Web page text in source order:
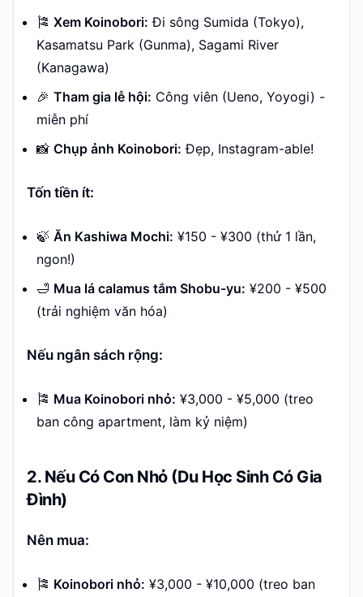
🎏 Xem Koinobori: Đi sông Sumida (Tokyo),
Kasamatsu Park (Gunma), Sagami River
(Kanagawa)
🎉 Tham gia lễ hội: Công viên (Ueno, Yoyogi) -
miễn phí
📸 Chụp ảnh Koinobori: Đẹp, Instagram-able!
Tốn tiền ít:
🍃 Ăn Kashiwa Mochi: ¥150 - ¥300 (thử 1 lần,
ngon!)
🛁 Mua lá calamus tắm Shobu-yu: ¥200 - ¥500
(trải nghiệm văn hóa)
Nếu ngân sách rộng:
🎏 Mua Koinobori nhỏ: ¥3,000 - ¥5,000 (treo
ban công apartment, làm kỷ niệm)
2. Nếu Có Con Nhỏ (Du Học Sinh Có Gia
Đình)
Nên mua:
🎏 Koinobori nhỏ: ¥3,000 - ¥10,000 (treo ban